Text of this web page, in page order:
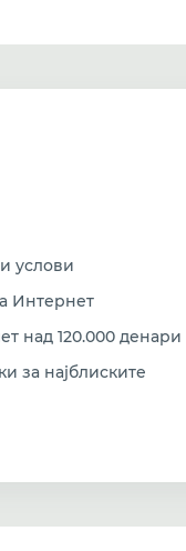
услови
Интернет
над 120.000 денари
за најблиските